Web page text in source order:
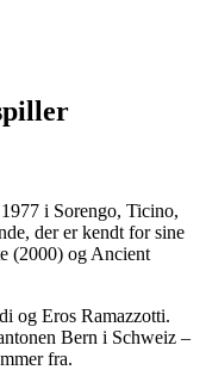
i Sorengo, Ticino,
der er kendt for sine
(2000) og Ancient
og Eros Ramazzotti.
Bern i Schweiz –
fra.